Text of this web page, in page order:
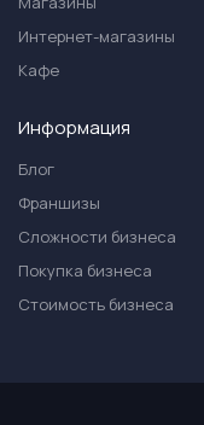
Интернет-магазины
Кафе
Информация
Блог
Франшизы
Сложности бизнеса
Покупка бизнеса
Стоимость бизнеса